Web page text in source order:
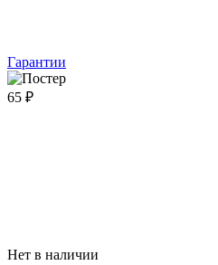
Гарантии
65 ₽
Нет в наличии